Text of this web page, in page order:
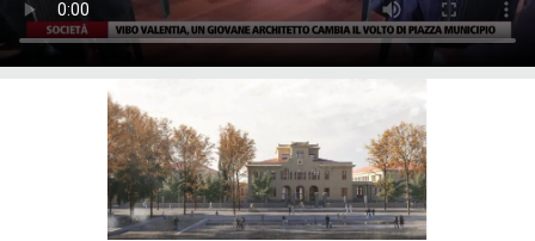
ILREGGINO.IT
ILVIBONESE.IT
CATANZAROCHANNEL.IT
LACAPITALENEWS.IT